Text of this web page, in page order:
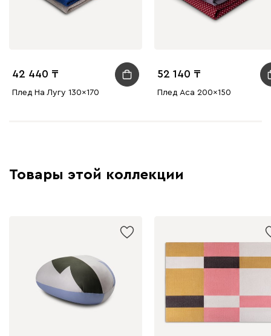
42 440
Плед На Лугу 130x170
52 140
Плед Аса 200x150
Товары этой коллекции